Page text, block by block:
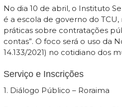
No dia 10 de abril, o Instituto
é a escola de governo do TCU,
práticas sobre contratações
contas”. O foco será o uso da
14.133/2021) no cotidiano dos
Serviço e Inscrições
1. Diálogo Público – Roraima